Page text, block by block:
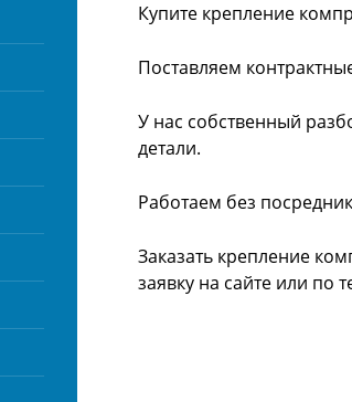
Купите крепление
Поставляем
У нас собственный
детали.
Работаем без
Заказать крепление
заявку на сайте или по